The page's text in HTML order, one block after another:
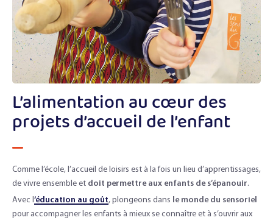
L’alimentation au cœur des
projets d’accueil de l’enfant
Comme l’école, l’accueil de loisirs est à la fois un lieu d’apprentissages,
de vivre ensemble et doit permettre aux enfants de s’épanouir.
Avec l‘éducation au goût, plongeons dans le monde du sensoriel
pour accompagner les enfants à mieux se connaître et à s’ouvrir aux